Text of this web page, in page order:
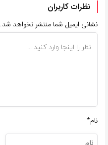
نظرات کاربران
نشانی ایمیل شما منتشر نخواهد شد.
نام*